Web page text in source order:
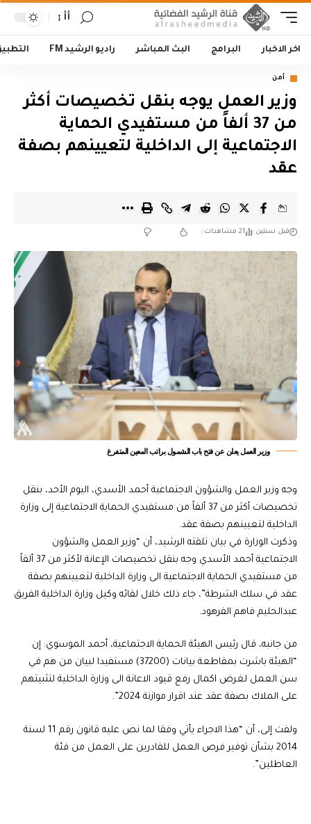
أأ
اخر الاخبار البرامج البث المباشر راديو الرشيد FM
أمن
وزير العمل يوجه بنقل تخصيصات أكثر
من 37 ألفاً من مستفيدي الحماية
الاجتماعية إلى الداخلية لتعيينهم بصفة
عقد
قبل سنتين 21 مشاهدات
وزير العمل يعلن عن فتح باب الشمول براتب المعين المتفرغ
وجه وزير العمل والشؤون الاجتماعية أحمد الأسدي، اليوم الأحد، بنقل
تخصيصات أكثر من 37 ألفاً من مستفيدي الحماية الاجتماعية إلى وزارة
الداخلية لتعيينهم بصفة عقد.
وذكرت الوزارة في بيان تلقته الرشيد، أن “وزير العمل والشؤون
الاجتماعية أحمد الأسدي وجه بنقل تخصيصات الإعانة لأكثر من 37 ألفاً
من مستفيدي الحماية الاجتماعية الى وزارة الداخلية لتعيينهم بصفة
عقد في سلك الشرطة”، جاء ذلك خلال لقائه وكيل وزارة الداخلية الفريق
عبدالحليم فاهم الفرهود.
من جانبه، قال رئيس الهيئة الحماية الاجتماعية، أحمد الموسوي: إن
“الهيئة باشرت بمقاطعة بيانات (37200) مستفيدا لبيان من هم في
سن العمل لغرض اكمال رفع قيود الاعانة الى وزارة الداخلية لتثبيتهم
على الملاك بصفة عقد عند اقرار موازنة 2024”.
ولفت إلى، أن “هذا الاجراء يأتي وفقا لما نص عليه قانون رقم 11 لسنة
2014 بشأن توفير فرص العمل للقادرين على العمل من فئة
العاطلين”.